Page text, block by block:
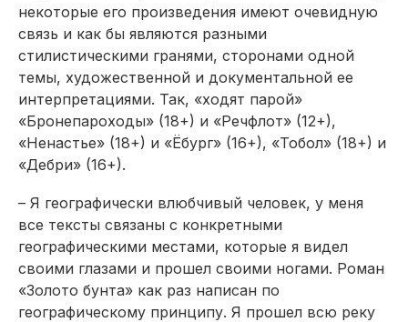
некоторые его произведения имеют очевидную
связь и как бы являются разными
стилистическими гранями, сторонами одной
темы, художественной и документальной ее
интерпретациями. Так, «ходят парой»
«Бронепароходы» (18+) и «Речфлот» (12+),
«Ненастье» (18+) и «Ёбург» (16+), «Тобол» (18+) и
«Дебри» (16+).
– Я географически влюбчивый человек, у меня
все тексты связаны с конкретными
географическими местами, которые я видел
своими глазами и прошел своими ногами. Роман
«Золото бунта» как раз написан по
географическому принципу. Я прошел всю реку